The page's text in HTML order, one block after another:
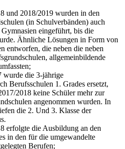
und 2018/2019 wurden in den
(in Schulverbänden) auch
eingeführt, bis die
Ähnliche Lösungen in Form von
entworfen, die neben die neben
allgemeinbildende
wurde die 3-jährige
Berufsschulen 1. Grades ersetzt,
2018 keine Schüler mehr zur
angenommen wurden. In
die 2. Und 3. Klasse der
erfolgte die Ausbildung an den
in den für die umgewandelte
Berufen;